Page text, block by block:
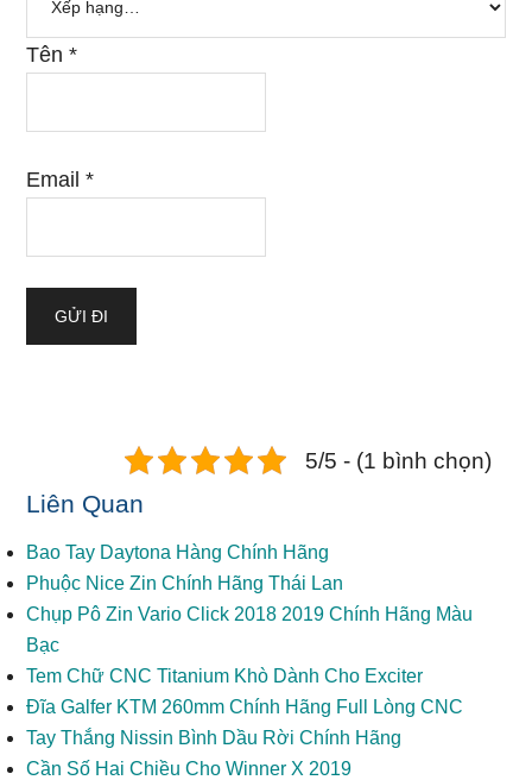
Tên*
Email*
5/5 - (1 bình chọn)
Liên Quan
Bao Tay Daytona Hàng Chính Hãng
Phuộc Nice Zin Chính Hãng Thái Lan
Chụp Pô Zin Vario Click 2018 2019 Chính Hãng Màu
Bạc
Tem Chữ CNC Titanium Khò Dành Cho Exciter
Đĩa Galfer KTM 260mm Chính Hãng Full Lòng CNC
Tay Thắng Nissin Bình Dầu Rời Chính Hãng
Cần Số Hai Chiều Cho Winner X 2019